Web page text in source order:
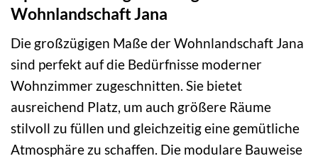
Wohnlandschaft Jana
Die großzügigen Maße der Wohnlandschaft Jana
sind perfekt auf die Bedürfnisse moderner
Wohnzimmer zugeschnitten. Sie bietet
ausreichend Platz, um auch größere Räume
stilvoll zu füllen und gleichzeitig eine gemütliche
Atmosphäre zu schaffen. Die modulare Bauweise